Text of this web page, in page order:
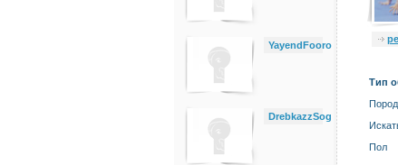
YayendFooro
DrebkazzSog
Тип
Пол